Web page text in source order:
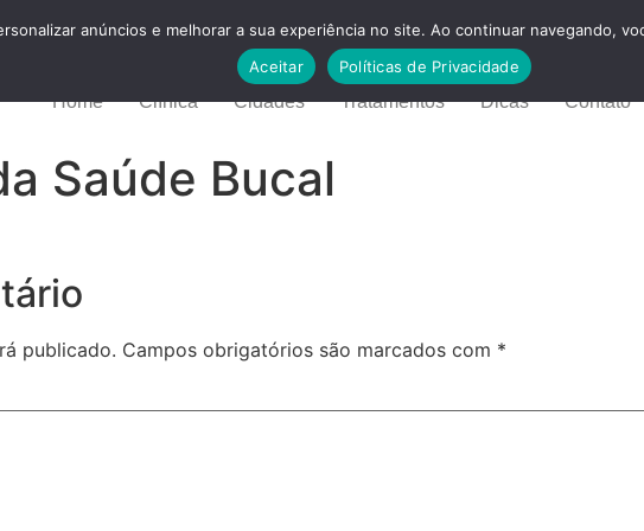
Home Clínica Cidades Tratamentos Dicas Contato
Saúde Bucal
publicado. Campos obrigatórios são marcados com *
anúncios e melhorar a sua experiência no site. Ao continuar navegando,
Aceitar
Políticas de Privacidade